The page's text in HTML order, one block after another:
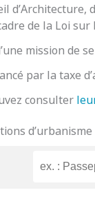
de la Loi sur
mission de
par la taxe
consulter
d’urbanisme